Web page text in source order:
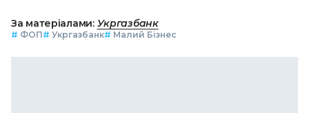
За матеріалами: Укргазбанк
# ФОП# Укргазбанк# Малий Бізнес